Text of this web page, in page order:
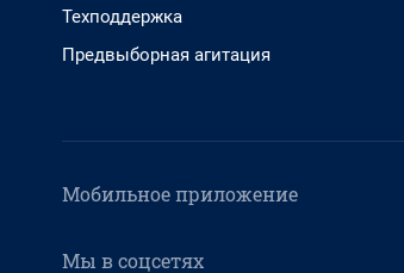
Техподдержка
Предвыборная агитация
Мобильное приложение
Мы в соцсетях